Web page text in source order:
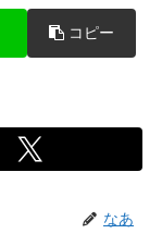
コピー
なあ